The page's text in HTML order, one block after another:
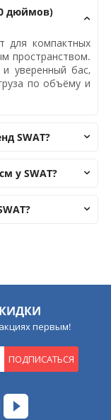
дюймов)
для компактных
пространством.
уверенный бас,
по объёму и
SWAT?
у SWAT?
первым!
ПОДПИСАТЬСЯ